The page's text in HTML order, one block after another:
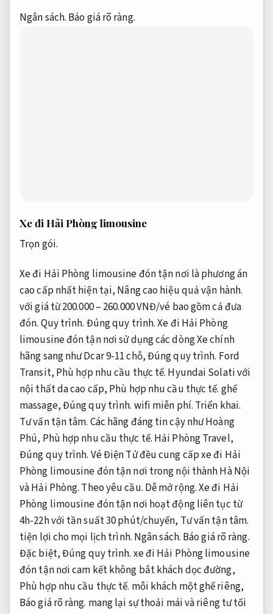
Ngân sách. Báo giá rõ ràng.
Xe đi Hải Phòng limousine
Trọn gói.
Xe đi Hải Phòng limousine đón tận nơi là phương án
cao cấp nhất hiện tại, Nâng cao hiệu quả vận hành.
với giá từ 200.000 – 260.000 VNĐ/vé bao gồm cả đưa
đón. Quy trình. Đúng quy trình.Xe đi Hải Phòng
limousine đón tận nơi sử dụng các dòng Xe chính
hãng sang như Dcar 9-11 chỗ,Đúng quy trình. Ford
Transit, Phù hợp nhu cầu thực tế. Hyundai Solati với
nội thất da cao cấp, Phù hợp nhu cầu thực tế. ghế
massage,Đúng quy trình. wifi miễn phí. Triển khai.
Tư vấn tận tâm. Các hãng đáng tin cậy như Hoàng
Phú, Phù hợp nhu cầu thực tế. Hải Phòng Travel,
Đúng quy trình. Vé Điện Tử đều cung cấp xe đi Hải
Phòng limousine đón tận nơi trong nội thành Hà Nội
và Hải Phòng. Theo yêu cầu. Dễ mở rộng.Xe đi Hải
Phòng limousine đón tận nơi hoạt động liên tục từ
4h-22h với tần suất 30 phút/chuyến, Tư vấn tận tâm.
tiện lợi cho mọi lịch trình. Ngân sách. Báo giá rõ ràng.
Đặc biệt,Đúng quy trình. xe đi Hải Phòng limousine
đón tận nơi cam kết không bắt khách dọc đường,
Phù hợp nhu cầu thực tế. mỗi khách một ghế riêng,
Báo giá rõ ràng. mang lại sự thoải mái và riêng tư tối